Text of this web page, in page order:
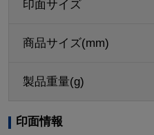
印面サイズ
商品サイズ(mm)
製品重量(g)
印面情報